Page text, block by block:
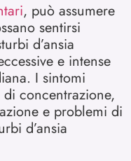
, può assumere
sentirsi
d’ansia
e intense
I sintomi
concentrazione,
e problemi di
d’ansia